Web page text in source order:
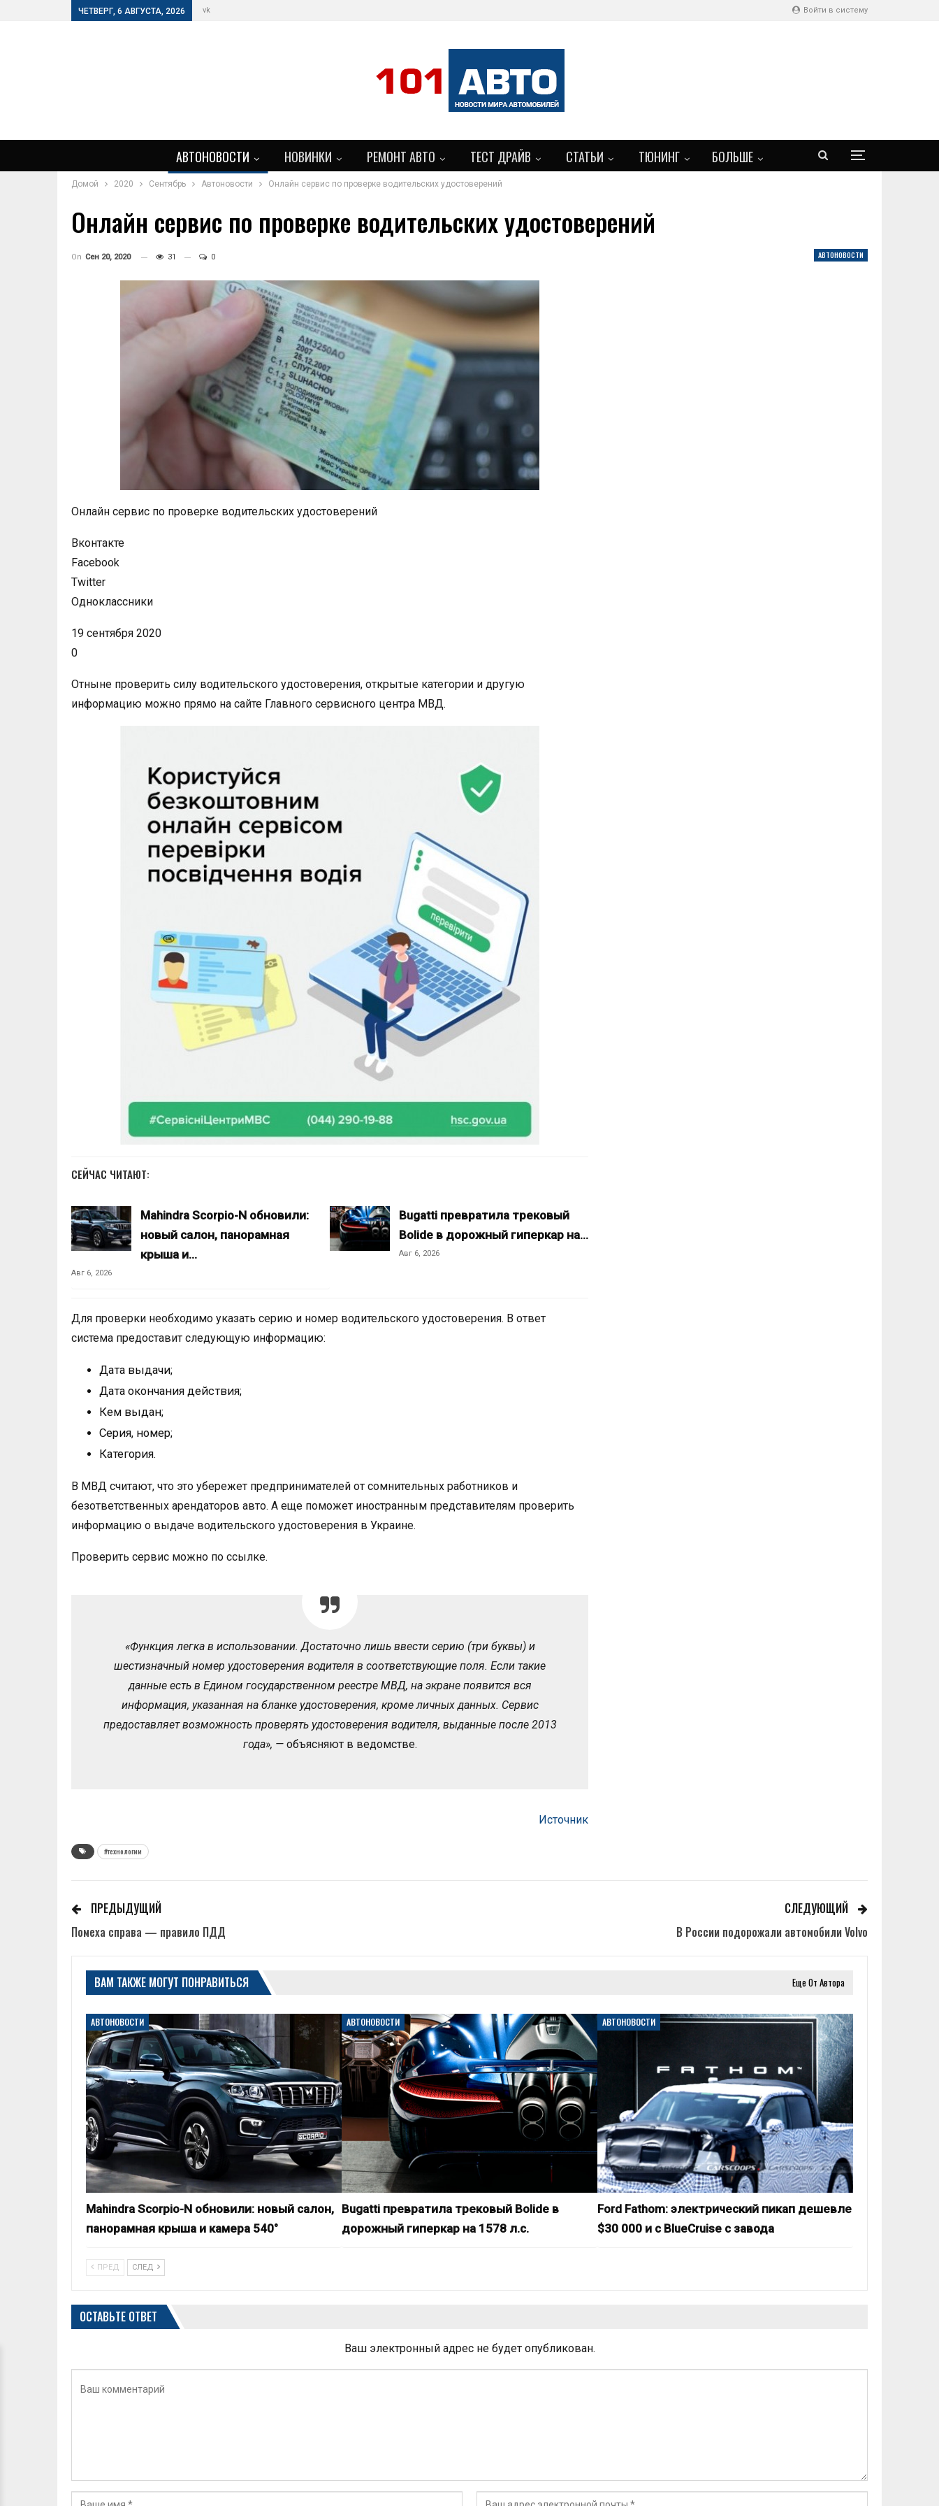
Войти в систему
ЧЕТВЕРГ, 6 АВГУСТА, 2026 vk
АВТОНОВОСТИ НОВИНКИ РЕМОНТ АВТО ТЕСТ ДРАЙВ СТАТЬИ ТЮНИНГ БОЛЬШЕ
Домой 2020 Сентябрь Автоновости Онлайн сервис по проверке водительских удостоверений
Онлайн сервис по проверке водительских удостоверений
АВТОНОВОСТИ
On Сен 20, 2020 31 0
Онлайн сервис по проверке водительских удостоверений
Вконтакте
Facebook
Twitter
Одноклассники
19 сентября 2020
0
Отныне проверить силу водительского удостоверения, открытые категории и другую
информацию можно прямо на сайте Главного сервисного центра МВД.
СЕЙЧАС ЧИТАЮТ:
Mahindra Scorpio-N обновили:
новый салон, панорамная
крыша и…
Авг 6, 2026
Bugatti превратила трековый
Bolide в дорожный гиперкар на…
Авг 6, 2026
Для проверки необходимо указать серию и номер водительского удостоверения. В ответ
система предоставит следующую информацию:
Дата выдачи;
Дата окончания действия;
Кем выдан;
Серия, номер;
Категория.
В МВД считают, что это убережет предпринимателей от сомнительных работников и
безответственных арендаторов авто. А еще поможет иностранным представителям проверить
информацию о выдаче водительского удостоверения в Украине.
Проверить сервис можно по ссылке.
«Функция легка в использовании. Достаточно лишь ввести серию (три буквы) и
шестизначный номер удостоверения водителя в соответствующие поля. Если такие
данные есть в Едином государственном реестре МВД, на экране появится вся
информация, указанная на бланке удостоверения, кроме личных данных. Сервис
предоставляет возможность проверять удостоверения водителя, выданные после 2013
года», — объясняют в ведомстве.
Источник
#технологии
ПРЕДЫДУЩИЙ
Помеха справа — правило ПДД
СЛЕДУЮЩИЙ
В России подорожали автомобили Volvo
ВАМ ТАКЖЕ МОГУТ ПОНРАВИТЬСЯ Еще От Автора
АВТОНОВОСТИ
Mahindra Scorpio-N обновили: новый салон,
панорамная крыша и камера 540°
АВТОНОВОСТИ
Bugatti превратила трековый Bolide в
дорожный гиперкар на 1578 л.с.
АВТОНОВОСТИ
Ford Fathom: электрический пикап дешевле
$30 000 и с BlueCruise с завода
ПРЕД СЛЕД
ОСТАВЬТЕ ОТВЕТ
Ваш электронный адрес не будет опубликован.